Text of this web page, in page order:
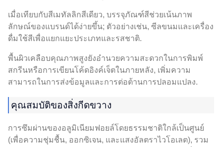
เมื่อเทียบกับสีเมทัลลิกสีเดียว, บรรจุภัณฑ์สีช่วยเน้นภาพ
ลักษณ์ของแบรนด์ได้ง่ายขึ้น; ตัวอย่างเช่น, ซีลขนมและเครื่อง
ดื่มใช้สีเพื่อแยกแยะประเภทและรสชาติ.
พื้นผิวเคลือบคุณภาพสูงยังอำนวยความสะดวกในการพิมพ์
สกรีนหรือการเขียนโค้ดอิงค์เจ็ตในภายหลัง, เพิ่มความ
สามารถในการส่งข้อมูลและการต่อต้านการปลอมแปลง.
คุณสมบัติของสิ่งกีดขวาง
การซึมผ่านของอลูมิเนียมฟอยล์โดยธรรมชาติใกล้เป็นศูนย์
(เพื่อความชุ่มชื้น, ออกซิเจน, และแสงอัลตราไวโอเลต), รวม